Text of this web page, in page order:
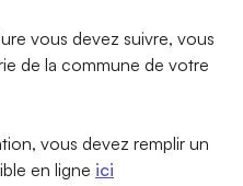
vous devez suivre, vous
de la commune de votre
vous devez remplir un
en ligne ici